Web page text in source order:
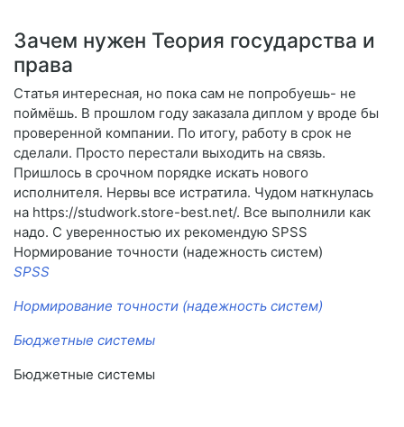
Зачем нужен Теория государства и
права
Статья интересная, но пока сам не попробуешь- не
поймёшь. В прошлом году заказала диплом у вроде бы
проверенной компании. По итогу, работу в срок не
сделали. Просто перестали выходить на связь.
Пришлось в срочном порядке искать нового
исполнителя. Нервы все истратила. Чудом наткнулась
на https://studwork.store-best.net/. Все выполнили как
надо. С уверенностью их рекомендую SPSS
Нормирование точности (надежность систем)
SPSS
Нормирование точности (надежность систем)
Бюджетные системы
Бюджетные системы